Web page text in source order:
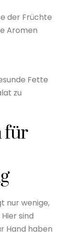
der Früchte
Aromen
Fette
zu
für
nur wenige,
sind
Hand haben